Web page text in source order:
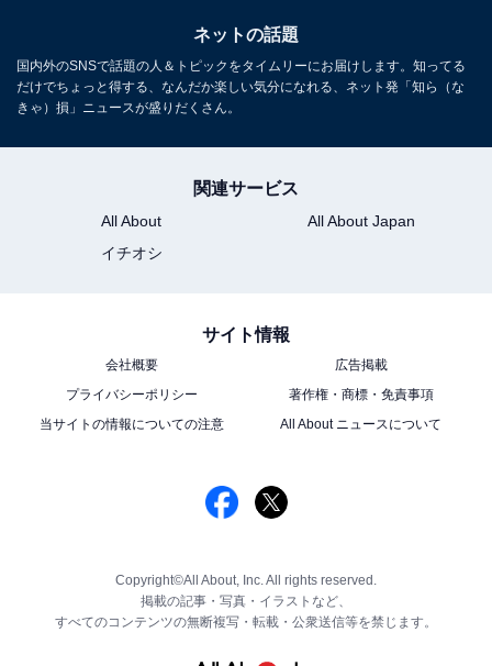
ネットの話題
国内外のSNSで話題の人＆トピックをタイムリーにお届けします。知ってる
だけでちょっと得する、なんだか楽しい気分になれる、ネット発「知ら（な
きゃ）損」ニュースが盛りだくさん。
関連サービス
All About
All About Japan
イチオシ
サイト情報
会社概要
広告掲載
プライバシーポリシー
著作権・商標・免責事項
当サイトの情報についての注意
All About ニュースについて
Copyright©All About, Inc. All rights reserved.
掲載の記事・写真・イラストなど、
すべてのコンテンツの無断複写・転載・公衆送信等を禁じます。